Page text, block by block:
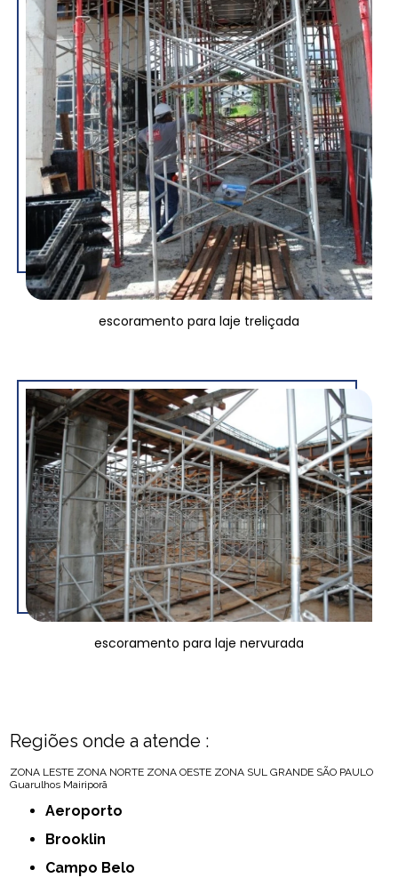
escoramento para laje treliçada
escoramento para laje nervurada
Regiões onde a atende :
ZONA LESTE ZONA NORTE ZONA OESTE ZONA SUL GRANDE SÃO PAULO
Guarulhos Mairiporã
Aeroporto
Brooklin
Campo Belo